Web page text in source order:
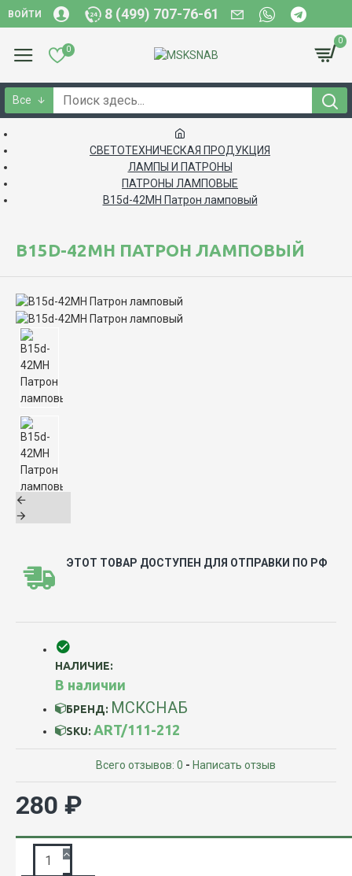
ВОЙТИ 8 (499) 707-76-61
0
0
Все
СВЕТОТЕХНИЧЕСКАЯ ПРОДУКЦИЯ
ЛАМПЫ И ПАТРОНЫ
ПАТРОНЫ ЛАМПОВЫЕ
B15d-42МН Патрон ламповый
B15D-42МН ПАТРОН ЛАМПОВЫЙ
ЭТОТ ТОВАР ДОСТУПЕН ДЛЯ ОТПРАВКИ ПО РФ
НАЛИЧИЕ:
В наличии
БРЕНД: МСКСНАБ
SKU: ART/111-212
Всего отзывов: 0 - Написать отзыв
280 ₽